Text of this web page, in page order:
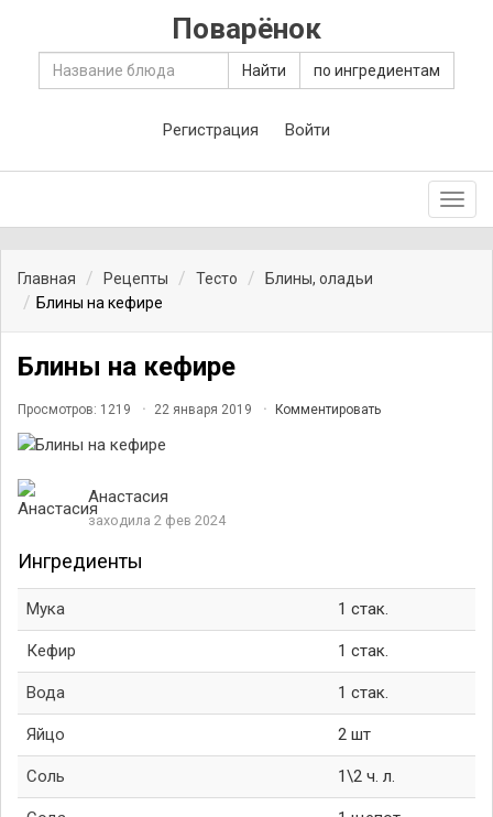
Поварёнок
Найти по ингредиентам
Регистрация Войти
Главная Рецепты Тесто
Блины, оладьи
Блины на кефире
Блины на кефире
Просмотров: 1219 22 января 2019 Комментировать
Анастасия
заходила 2 фев 2024
Ингредиенты
Мука 1 стак.
Кефир 1 стак.
Вода 1 стак.
Яйцо 2 шт
Соль 1\2 ч. л.